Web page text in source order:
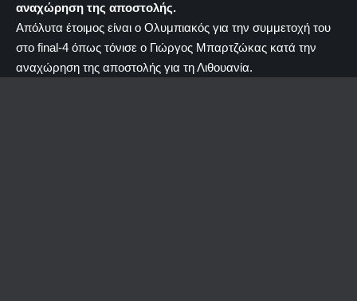
αναχώρηση της αποστολής.
Απόλυτα έτοιμος είναι ο Ολυμπιακός για την συμμετοχή του
στο final-4 όπως τόνισε ο Γιώργος Μπαρτζώκας κατά την
αναχώρηση της αποστολής για τη Λιθουανία.